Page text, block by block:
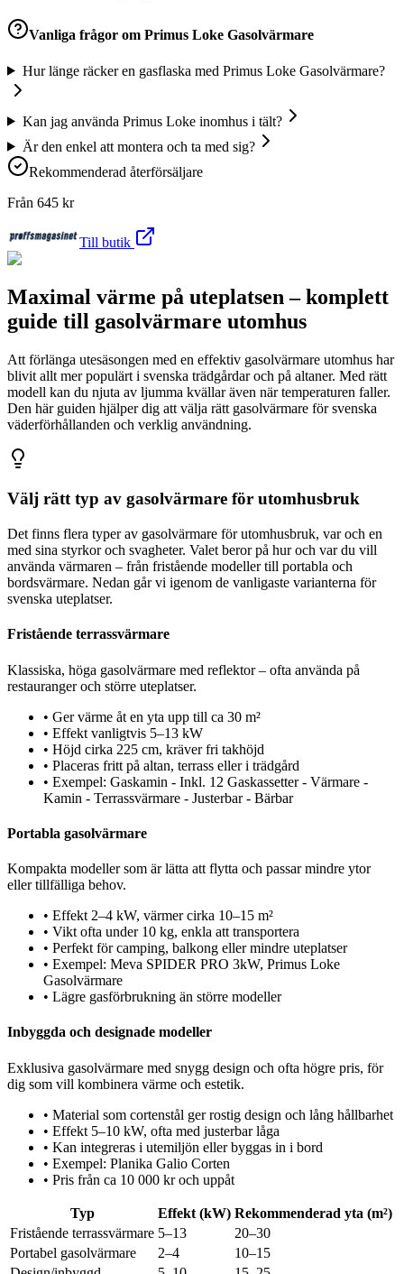
Vanliga frågor om Primus Loke Gasolvärmare
Hur länge räcker en gasflaska med Primus Loke Gasolvärmare?
Kan jag använda Primus Loke inomhus i tält?
Är den enkel att montera och ta med sig?
Rekommenderad återförsäljare
Från 645 kr
Till butik
Maximal värme på uteplatsen – komplett
guide till gasolvärmare utomhus
Att förlänga utesäsongen med en effektiv gasolvärmare utomhus har
blivit allt mer populärt i svenska trädgårdar och på altaner. Med rätt
modell kan du njuta av ljumma kvällar även när temperaturen faller.
Den här guiden hjälper dig att välja rätt gasolvärmare för svenska
väderförhållanden och verklig användning.
Välj rätt typ av gasolvärmare för utomhusbruk
Det finns flera typer av gasolvärmare för utomhusbruk, var och en
med sina styrkor och svagheter. Valet beror på hur och var du vill
använda värmaren – från fristående modeller till portabla och
bordsvärmare. Nedan går vi igenom de vanligaste varianterna för
svenska uteplatser.
Fristående terrassvärmare
Klassiska, höga gasolvärmare med reflektor – ofta använda på
restauranger och större uteplatser.
• Ger värme åt en yta upp till ca 30 m²
• Effekt vanligtvis 5–13 kW
• Höjd cirka 225 cm, kräver fri takhöjd
• Placeras fritt på altan, terrass eller i trädgård
• Exempel: Gaskamin - Inkl. 12 Gaskassetter - Värmare -
Kamin - Terrassvärmare - Justerbar - Bärbar
Portabla gasolvärmare
Kompakta modeller som är lätta att flytta och passar mindre ytor
eller tillfälliga behov.
• Effekt 2–4 kW, värmer cirka 10–15 m²
• Vikt ofta under 10 kg, enkla att transportera
• Perfekt för camping, balkong eller mindre uteplatser
• Exempel: Meva SPIDER PRO 3kW, Primus Loke
Gasolvärmare
• Lägre gasförbrukning än större modeller
Inbyggda och designade modeller
Exklusiva gasolvärmare med snygg design och ofta högre pris, för
dig som vill kombinera värme och estetik.
• Material som cortenstål ger rostig design och lång hållbarhet
• Effekt 5–10 kW, ofta med justerbar låga
• Kan integreras i utemiljön eller byggas in i bord
• Exempel: Planika Galio Corten
• Pris från ca 10 000 kr och uppåt
Typ Effekt (kW) Rekommenderad yta (m²)
Fristående terrassvärmare 5–13
20–30
Portabel gasolvärmare
2–4
10–15